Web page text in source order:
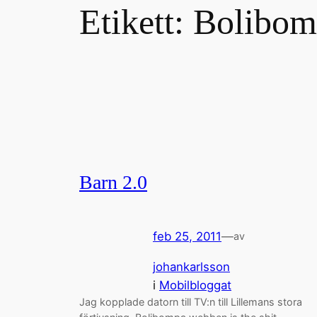
Etikett:
Barn 2.0
feb 25, 2011—av
johankarlsson
i Mobilbloggat
Jag kopplade datorn till TV:n till Lillemans stora